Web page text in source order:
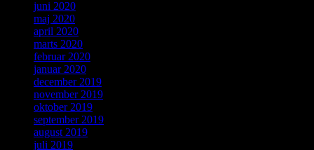
juni 2020
maj 2020
april 2020
marts 2020
februar 2020
januar 2020
december 2019
november 2019
oktober 2019
september 2019
august 2019
juli 2019